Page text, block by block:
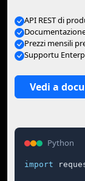
API REST di
Prezzi mensili
Supportu
Vedi a
Python
import